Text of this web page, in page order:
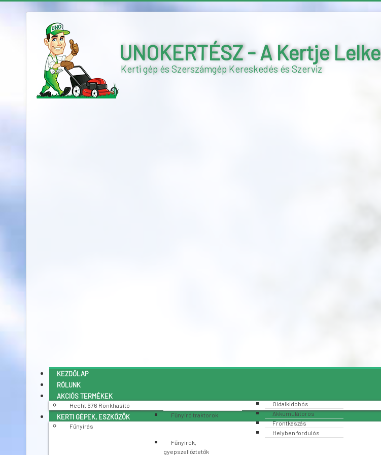
UNOKERTÉSZ - A Kertje Lelke
Kerti gép és Szerszámgép Kereskedés és Szerviz
KEZDŐLAP
RÓLUNK
AKCIÓS TERMÉKEK
Hecht 676 Rönkhasító
KERTI GÉPEK, ESZKÖZÖK
Fűnyírás
Fűnyíró traktorok
Oldalkidobós
Akkumulátoros
Frontkaszás
Helyben fordulós
Fűnyírók,
gyepszellőztetők